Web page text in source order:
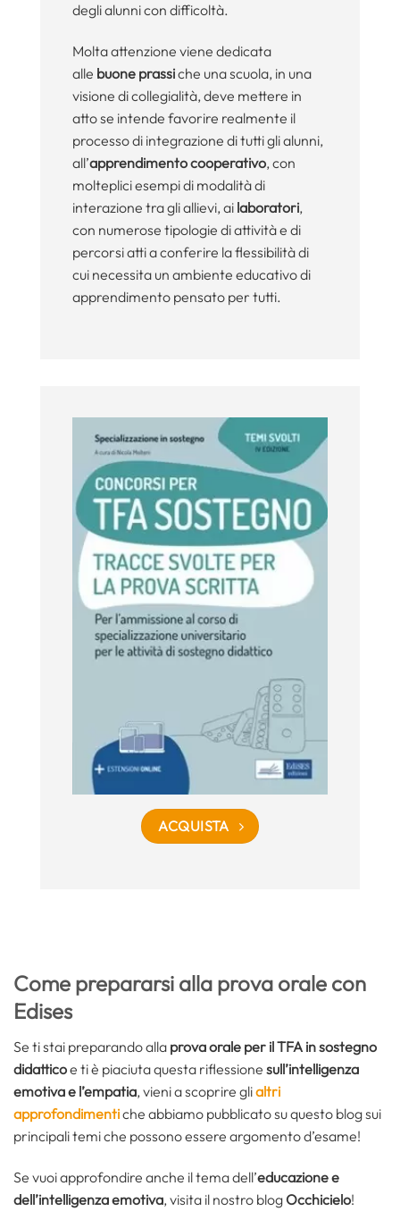
degli alunni con difficoltà.
Molta attenzione viene dedicata
alle buone prassiche una scuola, in una
visione di collegialità, deve mettere in
atto se intende favorire realmente il
processo di integrazione di tutti gli alunni,
all’apprendimento cooperativo, con
molteplici esempi di modalità di
interazione tra gli allievi, ai laboratori,
con numerose tipologie di attività e di
percorsi atti a conferire la flessibilità di
cui necessita un ambiente educativo di
apprendimento pensato per tutti.
ACQUISTA
Come prepararsi alla prova orale con
Edises
Se ti stai preparando alla prova orale per il TFA in sostegno
didatticoe ti è piaciuta questa riflessione sull’intelligenza
emotiva e l’empatia, vieni a scoprire glialtri
approfondimentiche abbiamo pubblicato su questo blog sui
principali temi che possono essere argomento d’esame!
Se vuoi approfondire anche il tema dell’educazione e
dell’intelligenza emotiva, visita il nostro blogOcchicielo!